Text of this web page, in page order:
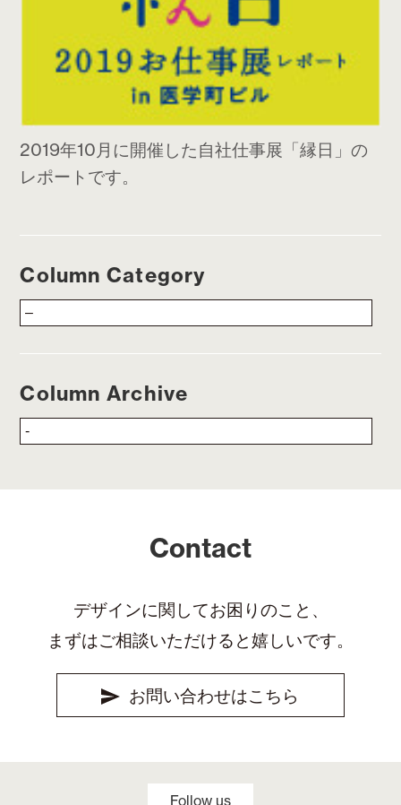
2019年10月に開催した自社仕事展「縁日」の
レポートです。
Column Category
Column Archive
Contact
デザインに関してお困りのこと、
まずはご相談いただけると嬉しいです。
お問い合わせはこちら
Follow us